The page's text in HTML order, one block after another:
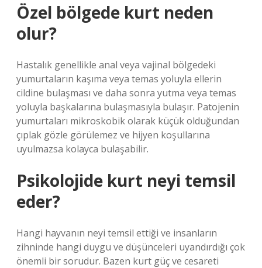
Özel bölgede kurt neden
olur?
Hastalık genellikle anal veya vajinal bölgedeki
yumurtaların kaşıma veya temas yoluyla ellerin
cildine bulaşması ve daha sonra yutma veya temas
yoluyla başkalarına bulaşmasıyla bulaşır. Patojenin
yumurtaları mikroskobik olarak küçük olduğundan
çıplak gözle görülemez ve hijyen koşullarına
uyulmazsa kolayca bulaşabilir.
Psikolojide kurt neyi temsil
eder?
Hangi hayvanın neyi temsil ettiği ve insanların
zihninde hangi duygu ve düşünceleri uyandırdığı çok
önemli bir sorudur. Bazen kurt güç ve cesareti